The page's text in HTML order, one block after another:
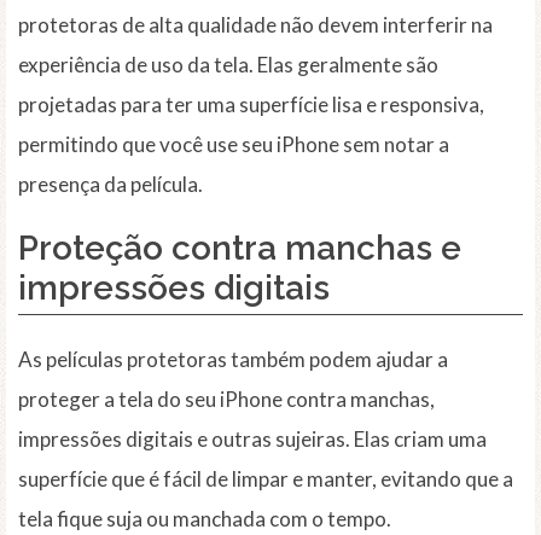
protetoras de alta qualidade não devem interferir na
experiência de uso da tela. Elas geralmente são
projetadas para ter uma superfície lisa e responsiva,
permitindo que você use seu iPhone sem notar a
presença da película.
Proteção contra manchas e
impressões digitais
As películas protetoras também podem ajudar a
proteger a tela do seu iPhone contra manchas,
impressões digitais e outras sujeiras. Elas criam uma
superfície que é fácil de limpar e manter, evitando que a
tela fique suja ou manchada com o tempo.